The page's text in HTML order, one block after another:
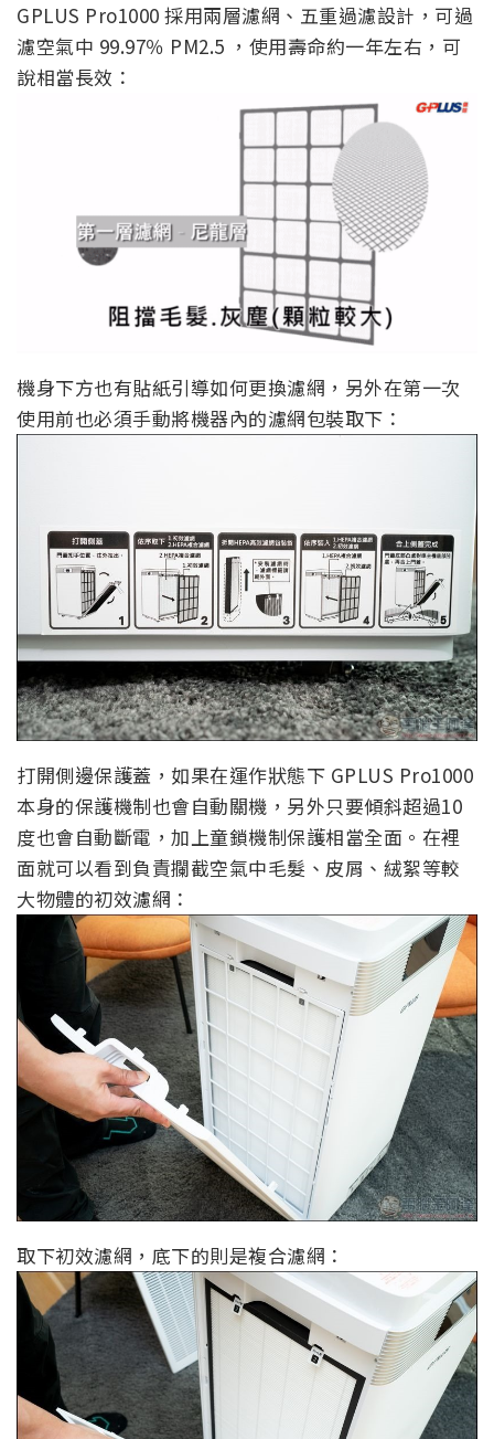
GPLUS Pro1000 採用兩層濾網、五重過濾設計，可過
濾空氣中 99.97％ PM2.5 ，使用壽命約一年左右，可
說相當長效：
機身下方也有貼紙引導如何更換濾網，另外在第一次
使用前也必須手動將機器內的濾網包裝取下：
打開側邊保護蓋，如果在運作狀態下 GPLUS Pro1000
本身的保護機制也會自動關機，另外只要傾斜超過10
度也會自動斷電，加上童鎖機制保護相當全面。在裡
面就可以看到負責攔截空氣中毛髮、皮屑、絨絮等較
大物體的初效濾網：
取下初效濾網，底下的則是複合濾網：